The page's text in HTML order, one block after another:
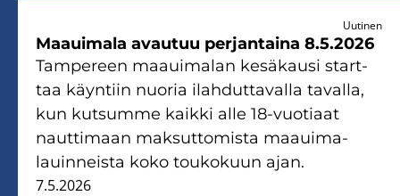
Uutinen
Maa­ui­ma­la avau­tuu per­jan­tai­na 8.5.2026
Tam­pe­reen maa­ui­ma­lan ke­sä­kausi start­
taa käyn­tiin nuo­ria ilah­dut­ta­val­la ta­val­la,
kun kut­sum­me kaik­ki alle 18-​vuotiaat
naut­ti­maan mak­sut­to­mis­ta maa­ui­ma­
lauin­neis­ta koko tou­ko­kuun ajan.
7.5.2026